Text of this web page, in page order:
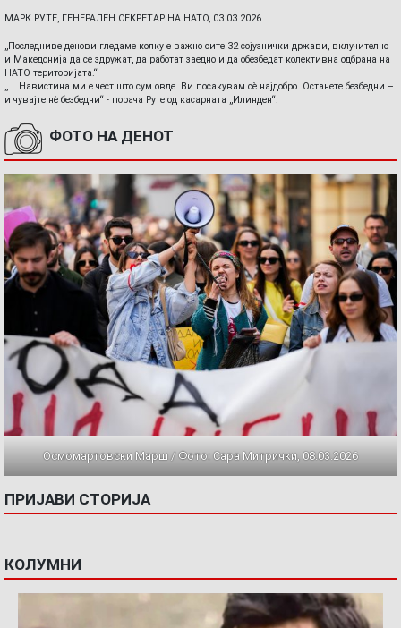
МАРК РУТЕ, ГЕНЕРАЛЕН СЕКРЕТАР НА НАТО, 03.03.2026
„Последниве денови гледаме колку е важно сите 32 сојузнички држави, вклучително
и Македонија да се здружат, да работат заедно и да обезбедат колективна одбрана на
НАТО територијата.“
„ ...Навистина ми е чест што сум овде. Ви посакувам сè најдобро. Останете безбедни –
и чувајте нè безбедни“ - порача Руте од касарната „Илинден“.
ФОТО НА ДЕНОТ
Осмомартовски Марш / Фото: Сара Митрички, 08.03.2026
ПРИЈАВИ СТОРИЈА
КОЛУМНИ